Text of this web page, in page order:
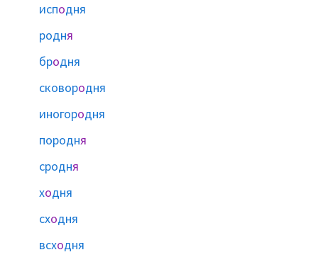
исподня
родня
бродня
сковородня
иногородня
породня
сродня
ходня
сходня
всходня